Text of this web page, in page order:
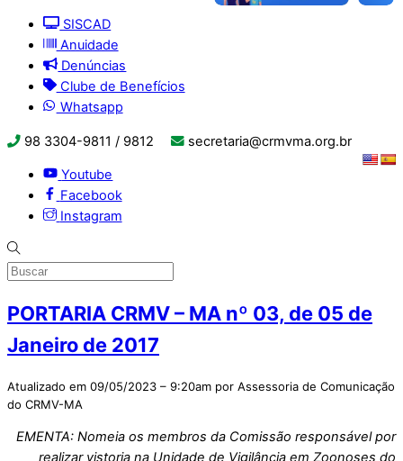
SISCAD
Anuidade
Denúncias
Clube de Benefícios
Whatsapp
98 3304-9811 / 9812 secretaria@crmvma.org.br
Youtube
Facebook
Instagram
PORTARIA CRMV – MA nº 03, de 05 de
Janeiro de 2017
Atualizado em 09/05/2023 – 9:20am por Assessoria de Comunicação
do CRMV-MA
EMENTA: Nomeia os membros da Comissão responsável por
realizar vistoria na Unidade de Vigilância em Zoonoses do